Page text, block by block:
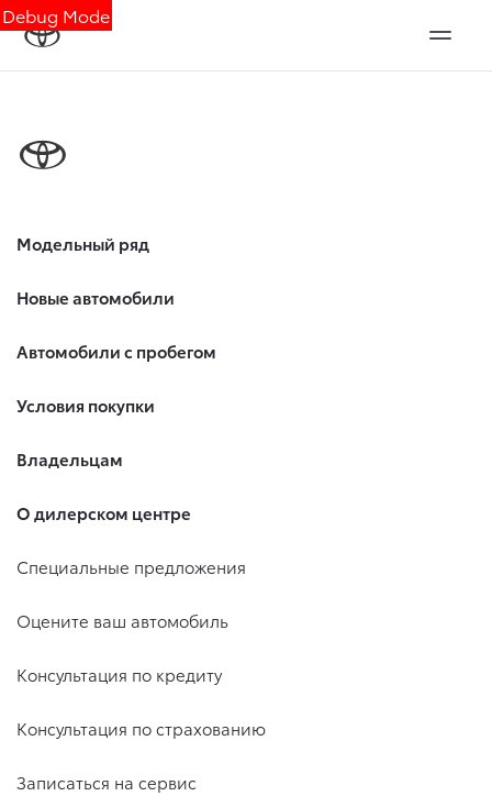
Debug Mode
Модельный ряд
Новые автомобили
Автомобили с пробегом
Условия покупки
Владельцам
О дилерском центре
Специальные предложения
Оцените ваш автомобиль
Консультация по кредиту
Консультация по страхованию
Записаться на сервис